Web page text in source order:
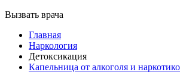
Вызвать врача
Главная
Наркология
Детоксикация
Капельница от алкоголя и